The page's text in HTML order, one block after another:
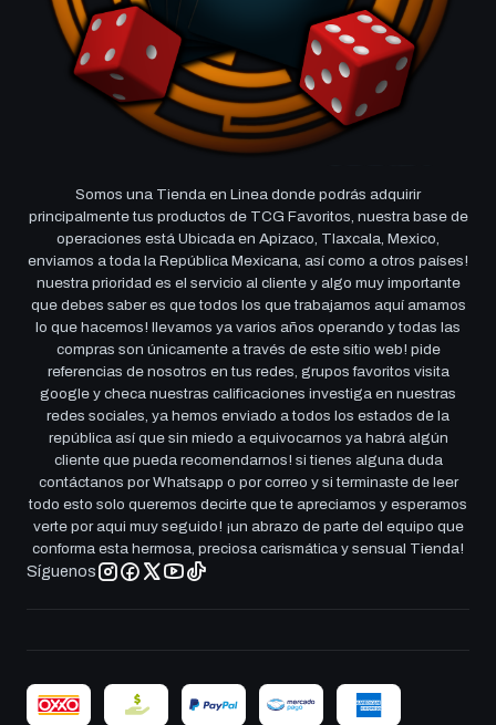
Somos una Tienda en Linea donde podrás adquirir
principalmente tus productos de TCG Favoritos, nuestra base de
operaciones está Ubicada en Apizaco, Tlaxcala, Mexico,
enviamos a toda la República Mexicana, así como a otros países!
nuestra prioridad es el servicio al cliente y algo muy importante
que debes saber es que todos los que trabajamos aquí amamos
lo que hacemos! llevamos ya varios años operando y todas las
compras son únicamente a través de este sitio web! pide
referencias de nosotros en tus redes, grupos favoritos visita
google y checa nuestras calificaciones investiga en nuestras
redes sociales, ya hemos enviado a todos los estados de la
república así que sin miedo a equivocarnos ya habrá algún
cliente que pueda recomendarnos! si tienes alguna duda
contáctanos por Whatsapp o por correo y si terminaste de leer
todo esto solo queremos decirte que te apreciamos y esperamos
verte por aqui muy seguido! ¡un abrazo de parte del equipo que
conforma esta hermosa, preciosa carismática y sensual Tienda!
Síguenos